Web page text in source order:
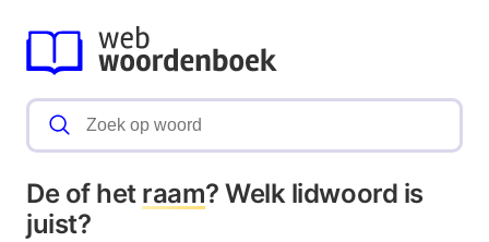
De of het raam? Welk lidwoord is
juist?